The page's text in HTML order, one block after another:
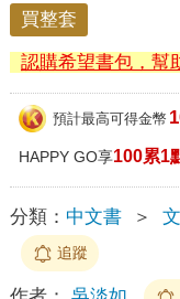
買整套
認購希望書包，幫
預計最高可得金幣
HAPPY GO享100累1
分類： 中文書 ＞
追蹤